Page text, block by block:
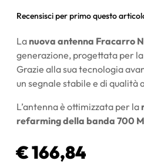
Recensisci per primo questo
La nuova antenna Fracarro
generazione, progettata per
Grazie alla sua tecnologia
un segnale stabile e di qualità
L’antenna è ottimizzata per la
refarming della banda 700
€ 166,84